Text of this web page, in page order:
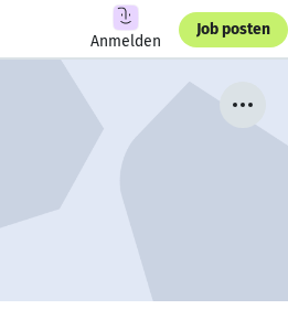
Anmelden
Job posten